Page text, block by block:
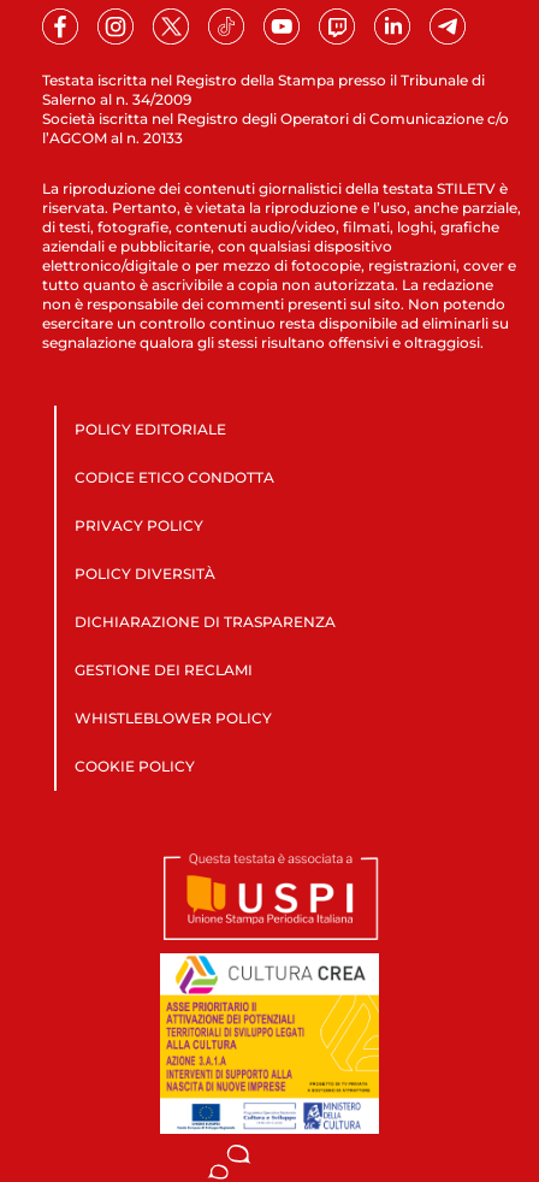
Testata iscritta nel Registro della Stampa presso il Tribunale di
Salerno al n. 34/2009
Società iscritta nel Registro degli Operatori di Comunicazione c/o
l’AGCOM al n. 20133
La riproduzione dei contenuti giornalistici della testata STILETV è
riservata. Pertanto, è vietata la riproduzione e l’uso, anche parziale,
di testi, fotografie, contenuti audio/video, filmati, loghi, grafiche
aziendali e pubblicitarie, con qualsiasi dispositivo
elettronico/digitale o per mezzo di fotocopie, registrazioni, cover e
tutto quanto è ascrivibile a copia non autorizzata. La redazione
non è responsabile dei commenti presenti sul sito. Non potendo
esercitare un controllo continuo resta disponibile ad eliminarli su
segnalazione qualora gli stessi risultano offensivi e oltraggiosi.
POLICY EDITORIALE
CODICE ETICO CONDOTTA
PRIVACY POLICY
POLICY DIVERSITÀ
DICHIARAZIONE DI TRASPARENZA
GESTIONE DEI RECLAMI
WHISTLEBLOWER POLICY
COOKIE POLICY